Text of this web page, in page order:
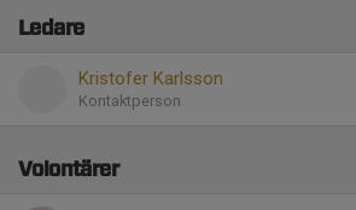
Ledare
Kristofer Karlsson
Kontaktperson
Volontärer